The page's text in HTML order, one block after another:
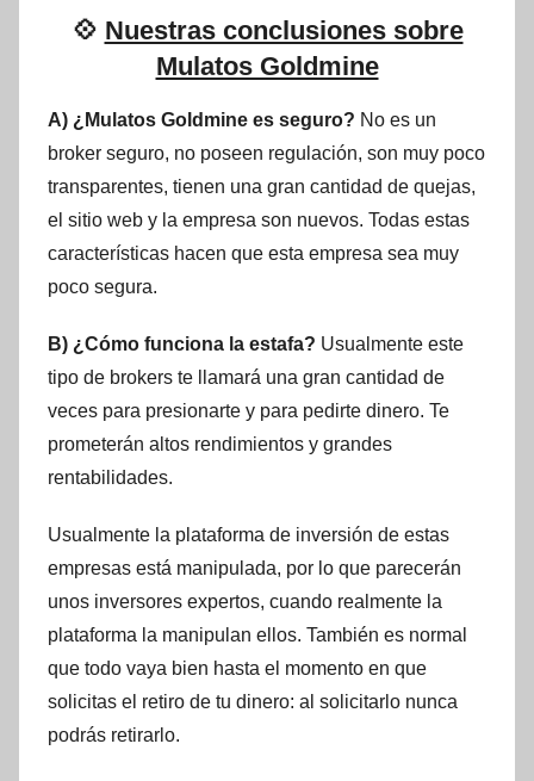
💠 Nuestras conclusiones sobre
Mulatos Goldmine
A) ¿Mulatos Goldmine es seguro? No es un
broker seguro, no poseen regulación, son muy poco
transparentes, tienen una gran cantidad de quejas,
el sitio web y la empresa son nuevos. Todas estas
características hacen que esta empresa sea muy
poco segura.
B) ¿Cómo funciona la estafa? Usualmente este
tipo de brokers te llamará una gran cantidad de
veces para presionarte y para pedirte dinero. Te
prometerán altos rendimientos y grandes
rentabilidades.
Usualmente la plataforma de inversión de estas
empresas está manipulada, por lo que parecerán
unos inversores expertos, cuando realmente la
plataforma la manipulan ellos. También es normal
que todo vaya bien hasta el momento en que
solicitas el retiro de tu dinero: al solicitarlo nunca
podrás retirarlo.